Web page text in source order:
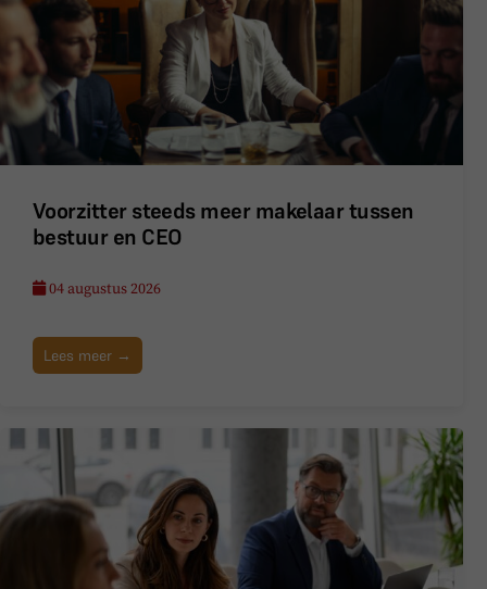
Voorzitter steeds meer makelaar tussen
bestuur en CEO
04 augustus 2026
Lees meer →